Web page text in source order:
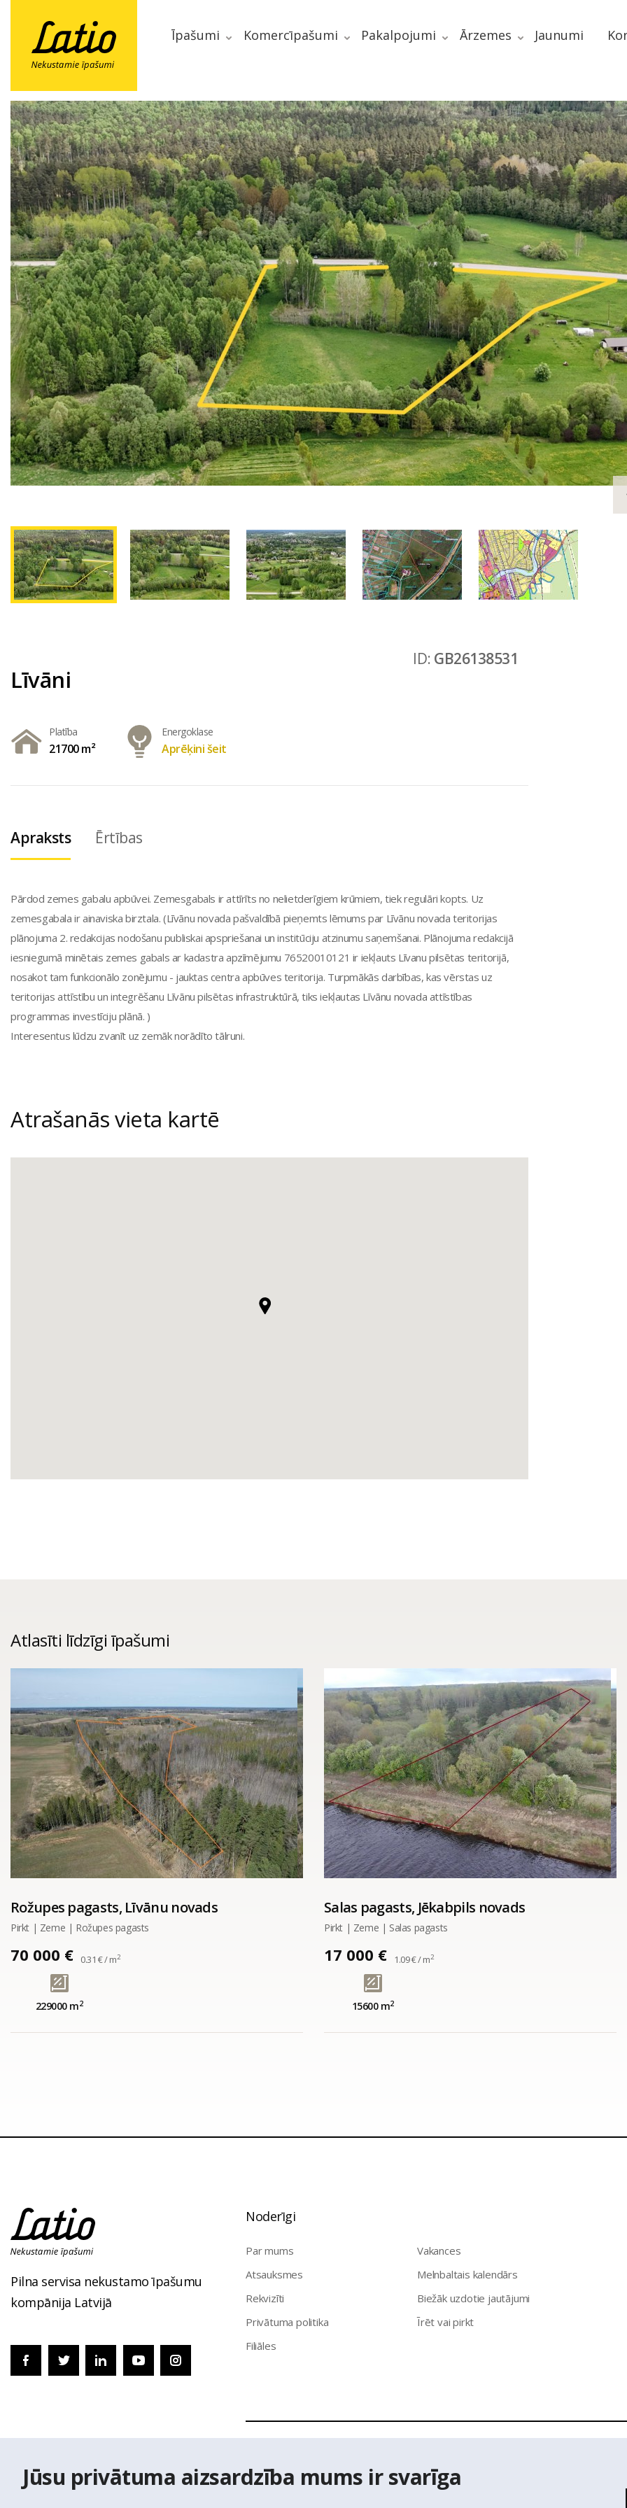
Jūsu privātuma aizsardzība mums ir svarīga
Īpašumi Komercīpašumi Pakalpojumi Ārzemes Jaunumi
ID: GB26138531
Līvāni
Platība
21700 m²
Energoklase
Aprēķini šeit
Apraksts Ērtības
Pārdod zemes gabalu apbūvei. Zemesgabals ir attīrīts no nelietderīgiem krūmiem, tiek regulāri kopts. Uz
zemesgabala ir ainaviska birztala. (Līvānu novada pašvaldībā pieņemts lēmums par Līvānu novada teritorijas
plānojuma 2. redakcijas nodošanu publiskai apspriešanai un institūciju atzinumu saņemšanai. Plānojuma redakcijā
iesniegumā minētais zemes gabals ar kadastra apzīmējumu 76520010121 ir iekļauts Līvanu pilsētas teritorijā,
nosakot tam funkcionālo zonējumu - jauktas centra apbūves teritorija. Turpmākās darbības, kas vērstas uz
teritorijas attīstību un integrēšanu Līvānu pilsētas infrastruktūrā, tiks iekļautas Līvānu novada attīstības
programmas investīciju plānā. )
Interesentus lūdzu zvanīt uz zemāk norādīto tālruni.
Atrašanās vieta kartē
Atlasīti līdzīgi īpašumi
Rožupes pagasts, Līvānu novads
Pirkt | Zeme | Rožupes pagasts
70 000 € 0.31 € / m2
229000 m2
Salas pagasts, Jēkabpils novads
Pirkt | Zeme | Salas pagasts
17 000 € 1.09 € / m2
15600 m2
Pilna servisa nekustamo īpašumu
kompānija Latvijā
Noderīgi
Par mums
Atsauksmes
Rekvizīti
Privātuma politika
Filiāles
Vakances
Melnbaltais kalendārs
Biežāk uzdotie jautājumi
Īrēt vai pirkt
© Nekustamo īpašumu aģentūra Latio. Aizliegta informācijas pārpublicēšana
izmantoti Valsts Adrešu reģistra Adrešu klasifikatora dati,